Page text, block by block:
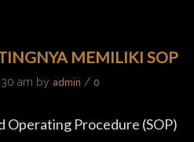
MEMILIKI SOP
am by admin / 0
Operating Procedure (SOP)